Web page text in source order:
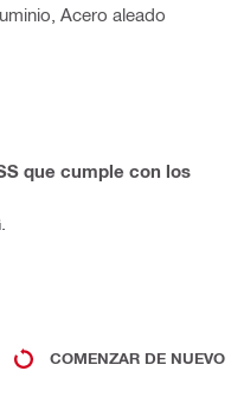
Acero aleado
que cumple con los
COMENZAR DE NUEVO